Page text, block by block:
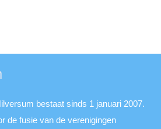
bestaat sinds 1 januari 2007.
de fusie van de verenigingen